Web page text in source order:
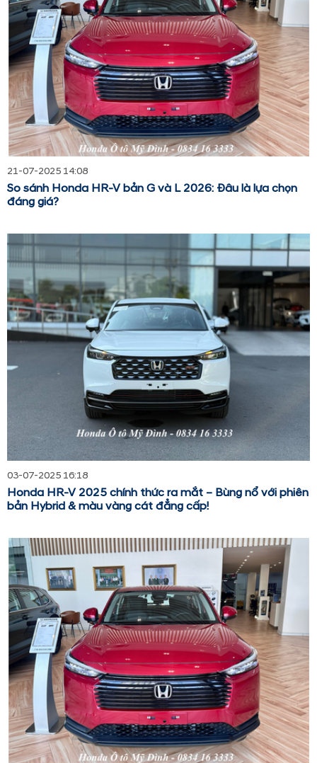
21-07-2025 14:08
So sánh Honda HR-V bản G và L 2026: Đâu là lựa chọn
đáng giá?
03-07-2025 16:18
Honda HR-V 2025 chính thức ra mắt – Bùng nổ với phiên
bản Hybrid & màu vàng cát đẳng cấp!